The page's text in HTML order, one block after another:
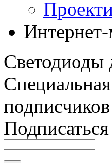
Интернет-
Светодиоды
подписчиков
Подписаться